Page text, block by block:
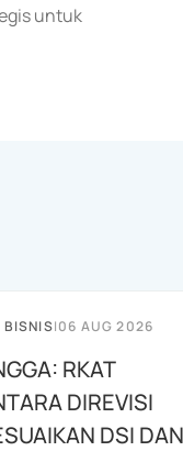
untuk
BISNIS|06 AUG 2026
RKAT
DIREVISI
DSI DAN